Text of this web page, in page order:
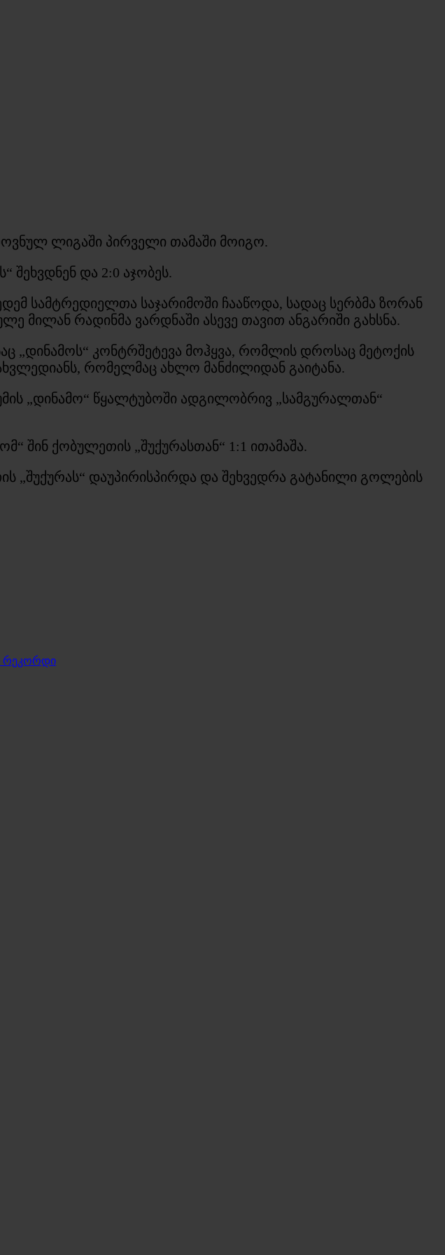
ლიგაში პირველი თამაში მოიგო.
და 2:0 აჯობეს.
სამტრედიელთა საჯარიმოში ჩააწოდა, სადაც სერბმა ზორან
მილან რადინმა ვარდნაში ასევე თავით ანგარიში გახსნა.
„დინამოს“ კონტრშეტევა მოჰყვა, რომლის დროსაც მეტოქის
რომელმაც ახლო მანძილიდან გაიტანა.
„დინამო“ წყალტუბოში ადგილობრივ „სამგურალთან“
შინ ქობულეთის „შუქურასთან“ 1:1 ითამაშა.
„შუქურას“ დაუპირისპირდა და შეხვედრა გატანილი გოლების
რეკორდი